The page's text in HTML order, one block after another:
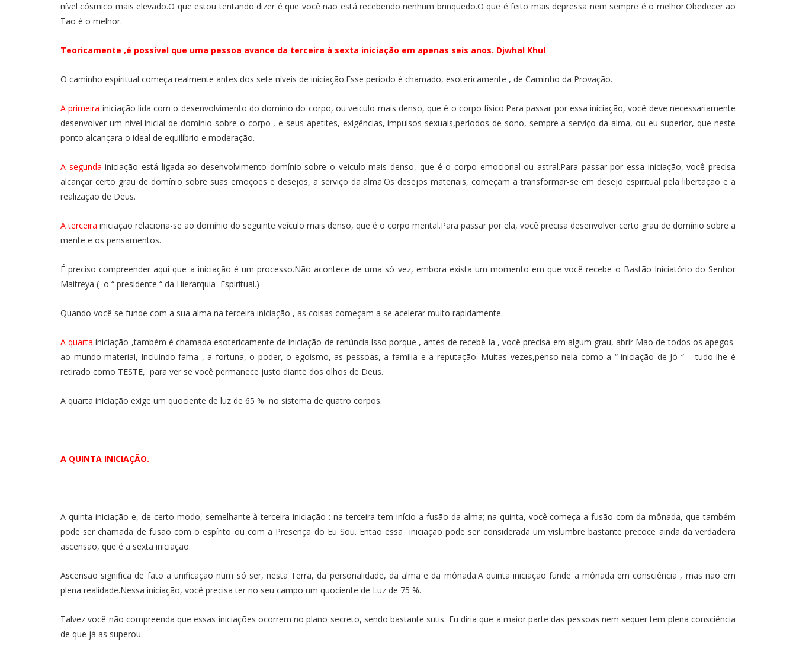
nível cósmico mais elevado.O que estou tentando dizer é que você não está recebendo nenhum brinquedo.O que é feito mais depressa nem sempre é o melhor.Obedecer ao
Tao é o melhor.
Teoricamente ,é possível que uma pessoa avance da terceira à sexta iniciação em apenas seis anos. Djwhal Khul
O caminho espiritual começa realmente antes dos sete níveis de iniciação.Esse período é chamado, esotericamente , de Caminho da Provação.
A primeira iniciação lida com o desenvolvimento do domínio do corpo, ou veiculo mais denso, que é o corpo físico.Para passar por essa iniciação, você deve necessariamente
desenvolver um nível inicial de domínio sobre o corpo , e seus apetites, exigências, impulsos sexuais,períodos de sono, sempre a serviço da alma, ou eu superior, que neste
ponto alcançara o ideal de equilíbrio e moderação.
A segunda iniciação está ligada ao desenvolvimento domínio sobre o veiculo mais denso, que é o corpo emocional ou astral.Para passar por essa iniciação, você precisa
alcançar certo grau de domínio sobre suas emoções e desejos, a serviço da alma.Os desejos materiais, começam a transformar-se em desejo espiritual pela libertação e a
realização de Deus.
A terceira iniciação relaciona-se ao domínio do seguinte veículo mais denso, que é o corpo mental.Para passar por ela, você precisa desenvolver certo grau de domínio sobre a
mente e os pensamentos.
É preciso compreender aqui que a iniciação é um processo.Não acontece de uma só vez, embora exista um momento em que você recebe o Bastão Iniciatório do Senhor
Maitreya ( o “ presidente “ da Hierarquia Espiritual.)
Quando você se funde com a sua alma na terceira iniciação , as coisas começam a se acelerar muito rapidamente.
A quarta iniciação ,também é chamada esotericamente de iniciação de renúncia.Isso porque , antes de recebê-la , você precisa em algum grau, abrir Mao de todos os apegos
ao mundo material, lncluindo fama , a fortuna, o poder, o egoísmo, as pessoas, a família e a reputação. Muitas vezes,penso nela como a “ iniciação de Jó “ – tudo lhe é
retirado como TESTE, para ver se você permanece justo diante dos olhos de Deus.
A quarta iniciação exige um quociente de luz de 65 % no sistema de quatro corpos.
A QUINTA INICIAÇÃO.
A quinta iniciação e, de certo modo, semelhante à terceira iniciação : na terceira tem início a fusão da alma; na quinta, você começa a fusão com da mônada, que também
pode ser chamada de fusão com o espírito ou com a Presença do Eu Sou. Então essa iniciação pode ser considerada um vislumbre bastante precoce ainda da verdadeira
ascensão, que é a sexta iniciação.
Ascensão significa de fato a unificação num só ser, nesta Terra, da personalidade, da alma e da mônada.A quinta iniciação funde a mônada em consciência , mas não em
plena realidade.Nessa iniciação, você precisa ter no seu campo um quociente de Luz de 75 %.
Talvez você não compreenda que essas iniciações ocorrem no plano secreto, sendo bastante sutis. Eu diria que a maior parte das pessoas nem sequer tem plena consciência
de que já as superou.